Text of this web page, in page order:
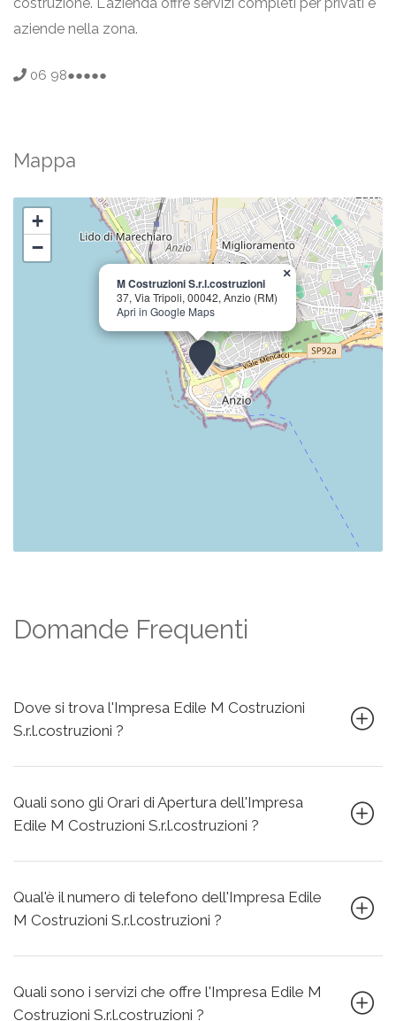
aziende nella zona.
06 98●●●●●
Mappa
M Costruzioni S.r.l.costruzioni
37, Via Tripoli, 00042, Anzio (RM)
Apri in Google Maps
×
+
−
Domande Frequenti
Dove si trova l'Impresa Edile M Costruzioni
S.r.l.costruzioni ?
Quali sono gli Orari di Apertura dell'Impresa
Edile M Costruzioni S.r.l.costruzioni ?
Qual'è il numero di telefono dell'Impresa Edile
M Costruzioni S.r.l.costruzioni ?
Quali sono i servizi che offre l'Impresa Edile M
Costruzioni S.r.l.costruzioni ?